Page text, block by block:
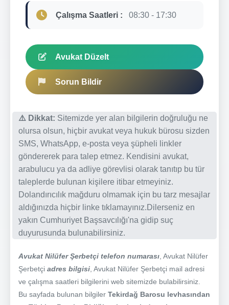
Çalışma Saatleri : 08:30 - 17:30
Avukat Düzelt
Sorun Bildir
⚠️ Dikkat: Sitemizde yer alan bilgilerin doğruluğu ne
olursa olsun, hiçbir avukat veya hukuk bürosu sizden
SMS, WhatsApp, e-posta veya şüpheli linkler
göndererek para talep etmez. Kendisini avukat,
arabulucu ya da adliye görevlisi olarak tanıtıp bu tür
taleplerde bulunan kişilere itibar etmeyiniz.
Dolandırıcılık mağduru olmamak için bu tarz mesajlar
aldığınızda hiçbir linke tıklamayınız.Dilerseniz en
yakın Cumhuriyet Başsavcılığı'na gidip suç
duyurusunda bulunabilirsiniz.
Avukat Nilüfer Şerbetçi telefon numarası , Avukat Nilüfer
Şerbetçi adres bilgisi , Avukat Nilüfer Şerbetçi mail adresi
ve çalışma saatleri bilgilerini web sitemizde bulabilirsiniz.
Bu sayfada bulunan bilgiler Tekirdağ Barosu levhasından